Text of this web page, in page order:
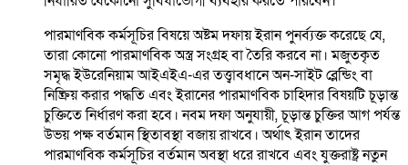
পারমাণবিক কর্মসূচির বিষয়ে অষ্টম দফায় ইরান পুনর্ব্যক্ত করেছে যে,
তারা কোনো পারমাণবিক অস্ত্র সংগ্রহ বা তৈরি করবে না। মজুতকৃত
সমৃদ্ধ ইউরেনিয়াম আইএইএ-এর তত্ত্বাবধানে অন-সাইট ব্লেন্ডিং বা
নিষ্ক্রিয় করার পদ্ধতি এবং ইরানের পারমাণবিক চাহিদার বিষয়টি চূড়ান্ত
চুক্তিতে নির্ধারণ করা হবে। নবম দফা অনুযায়ী, চূড়ান্ত চুক্তির আগ পর্যন্ত
উভয় পক্ষ বর্তমান স্থিতাবস্থা বজায় রাখবে। অর্থাৎ ইরান তাদের
পারমাণবিক কর্মসূচির বর্তমান অবস্থা ধরে রাখবে এবং যুক্তরাষ্ট্র নতুন